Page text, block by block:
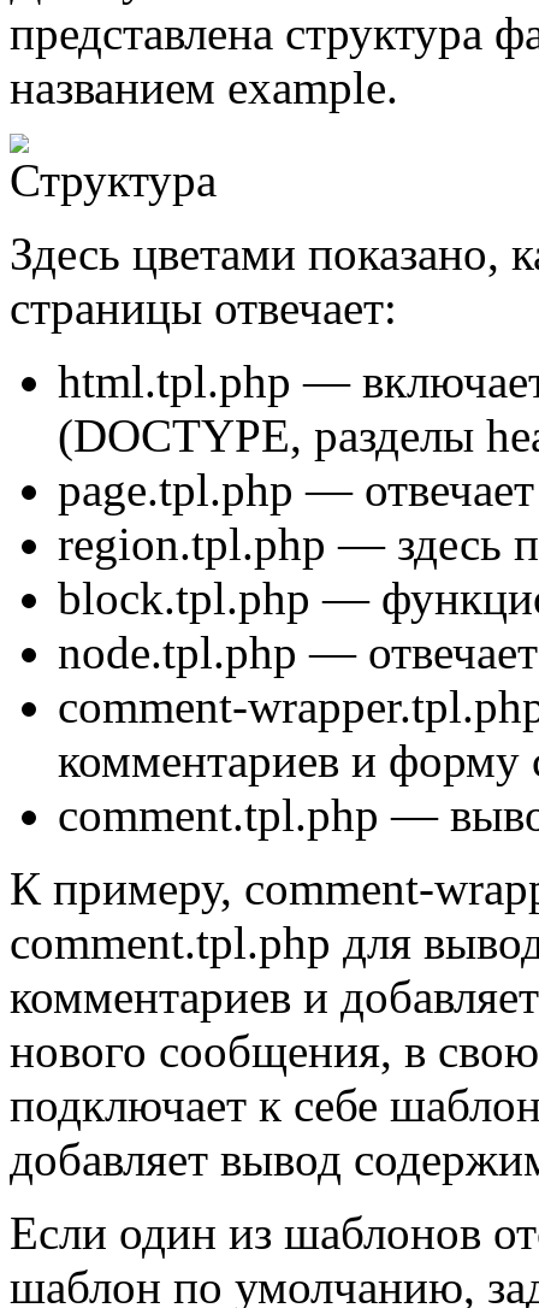
представлена структура
названием example.
Здесь цветами показано,
страницы отвечает:
html.tpl.php —
(DOCTYPE, разделы
page.tpl.php —
region.tpl.php — здесь
block.tpl.php —
node.tpl.php —
comment-
комментариев и форму
comment.tpl.php —
К примеру, comment-
comment.tpl.php для
комментариев и
нового сообщения, в
подключает к себе
добавляет вывод
Если один из шаблонов
шаблон по умолчанию,